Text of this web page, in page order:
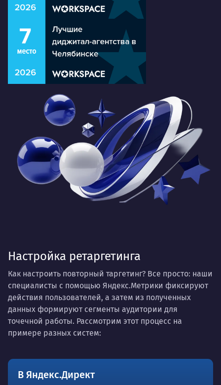
Настройка ретаргетинга
Как настроить повторный таргетинг? Все просто: наши
специалисты с помощью Яндекс.Метрики фиксируют
действия пользователей, а затем из полученных
данных формируют сегменты аудитории для
точечной работы. Рассмотрим этот процесс на
примере разных систем:
В Яндекс.Директ